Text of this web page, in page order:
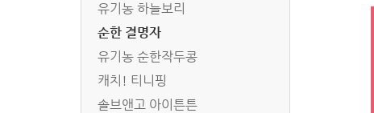
유기농 하늘보리
순한 결명자
유기농 순한작두콩
캐치! 티니핑
솔브앤고 아이튼튼